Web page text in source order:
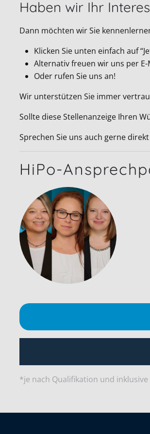
Haben wir Ihr
Dann möchten wir Sie
Klicken Sie unten einfach auf
Alternativ freuen wir uns per
Oder rufen Sie uns an!
Wir unterstützen Sie immer
Sollte diese Stellenanzeige Ihren
Sprechen Sie uns auch gerne
HiPo-
*je nach Qualifikation und inklusive